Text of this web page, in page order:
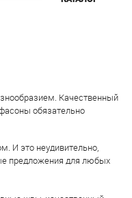
Качественный
обязательно
И это неудивительно,
предложения для любых